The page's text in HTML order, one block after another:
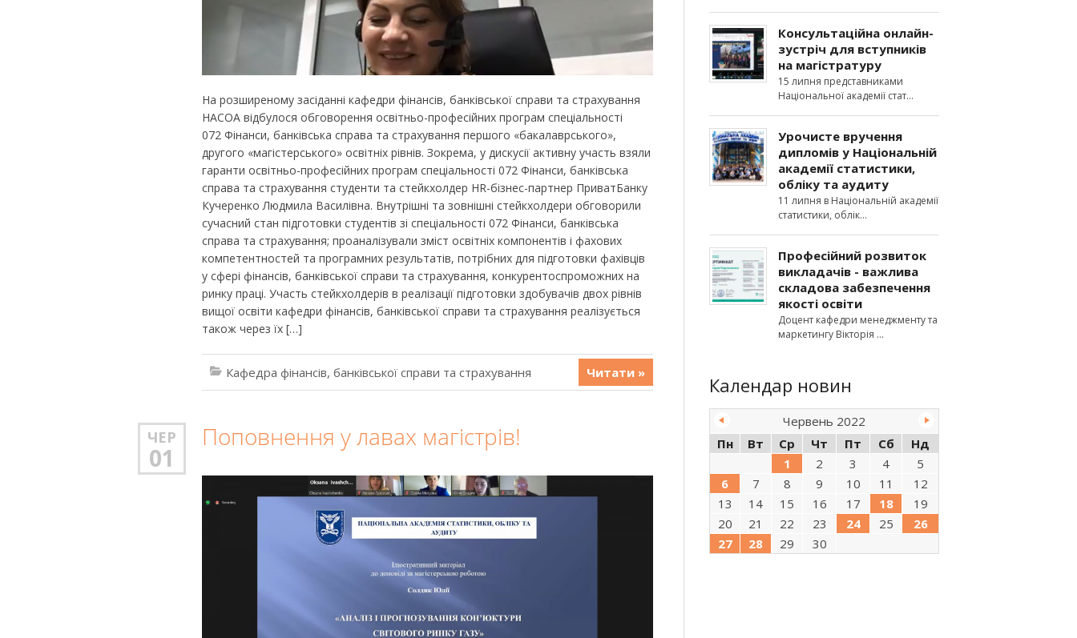
На розширеному засіданні кафедри фінансів, банківської справи та страхування
НАСОА відбулося обговорення освітньо-професійних програм спеціальності
072 Фінанси, банківська справа та страхування першого «бакалаврського»,
другого «магістерського» освітніх рівнів. Зокрема, у дискусії активну участь взяли
гаранти освітньо-професійних програм спеціальності 072 Фінанси, банківська
справа та страхування студенти та стейкхолдер HR-бізнес-партнер ПриватБанку
Кучеренко Людмила Василівна. Внутрішні та зовнішні стейкхолдери обговорили
сучасний стан підготовки студентів зі спеціальності 072 Фінанси, банківська
справа та страхування; проаналізували зміст освітніх компонентів і фахових
компетентностей та програмних результатів, потрібних для підготовки фахівців
у сфері фінансів, банківської справи та страхування, конкурентоспроможних на
ринку праці. Участь стейкхолдерів в реалізації підготовки здобувачів двох рівнів
вищої освіти кафедри фінансів, банківської справи та страхування реалізується
також через їх […]
Кафедра фінансів, банківської справи та страхування Читати »
ЧЕР
01
Поповнення у лавах магістрів!
Консультаційна онлайн-
зустріч для вступників
на магістратуру
15 липня представниками
Національної академії стат
Урочисте вручення
дипломів у Національній
академії статистики,
обліку та аудиту
11 липня в Національній академії
статистики, облік
Професійний розвиток
викладачів - важлива
складова забезпечення
якості освіти
Доцент кафедри менеджменту та
маркетингу Вікторія
Календар новин
Червень 2022
Пн
Вт Ср Чт Пт Сб
Нд
1
2 3 4
5
6
7 8 9 10 11
12
13
14 15 16 17 18
19
20
21 22 23 24 25
26
27
28 29 30